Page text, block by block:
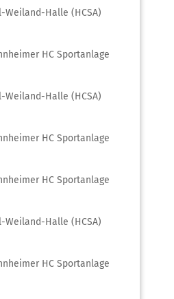
Weiland-Halle (HCSA)
HC Sportanlage
Weiland-Halle (HCSA)
HC Sportanlage
HC Sportanlage
Weiland-Halle (HCSA)
HC Sportanlage